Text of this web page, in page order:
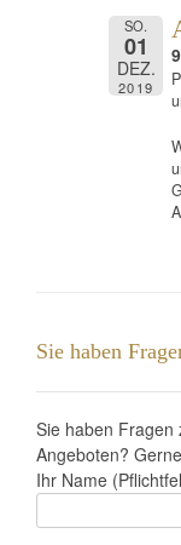
SO.
01
DEZ.
2019
Sie haben
Sie haben Fragen
Angeboten?
Ihr Name